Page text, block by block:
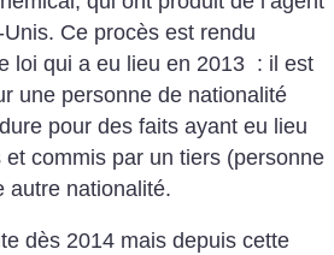
Ce procès est rendu
loi qui a eu lieu en 2013 : il est
une personne de nationalité
pour des faits ayant eu lieu
commis par un tiers (personne
autre nationalité.
dès 2014 mais depuis cette